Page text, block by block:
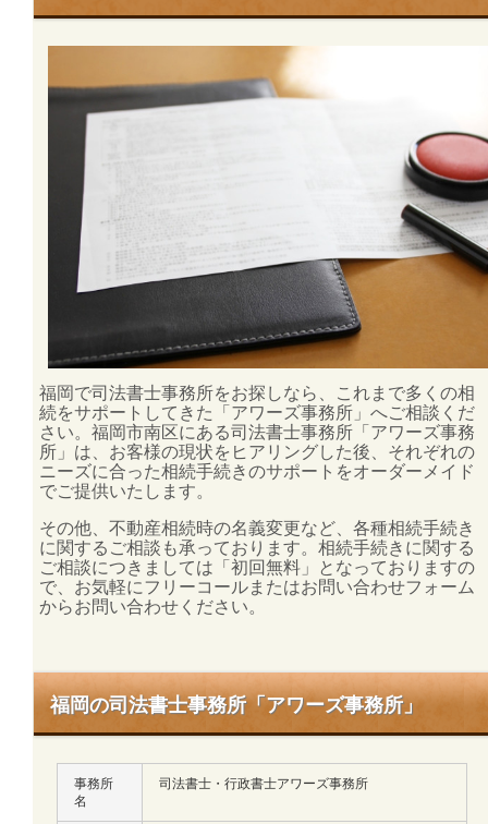
福岡で司法書士事務所をお探しなら、これまで多くの相
続をサポートしてきた「アワーズ事務所」へご相談くだ
さい。福岡市南区にある司法書士事務所「アワーズ事務
所」は、お客様の現状をヒアリングした後、それぞれの
ニーズに合った相続手続きのサポートをオーダーメイド
でご提供いたします。
その他、不動産相続時の名義変更など、各種相続手続き
に関するご相談も承っております。相続手続きに関する
ご相談につきましては「初回無料」となっておりますの
で、お気軽にフリーコールまたはお問い合わせフォーム
からお問い合わせください。
福岡の司法書士事務所「アワーズ事務所」
事務所
名
司法書士・行政書士アワーズ事務所